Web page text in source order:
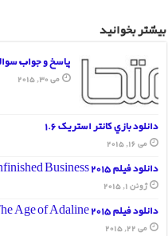
بیشتر بخوانید
پاسخ و جواب سوالات
می 30, 2015
دانلود بازي کانتر استريک 1.6
می 16, 2015
دانلود فیلم Unfinished Business 2015
ژوئن 1, 2015
دانلود فیلم The Age of Adaline 2015
می 22, 2015